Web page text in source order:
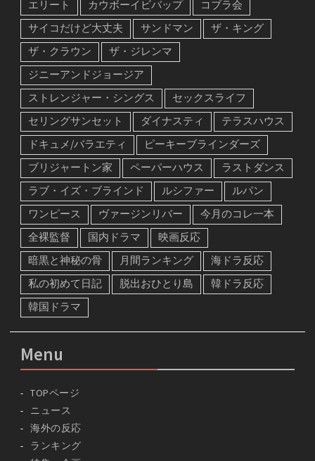
エリート
カウボーイビバップ
コブラ会
サイコだけど大丈夫
サンドマン
ザ・キング
ザ・クラウン
ザ・ジレンマ
ジニーアンドジョージア
ストレンジャー・シングス
セックスライフ
セリングサンセット
ダイナスティ
テラスハウス
ドキュメ/バラエティ
ピーキーブラインダーズ
ブリジャートン家
ペーパーハウス
ラストダンス
ラブ・イズ・ブラインド
ルシファー
ルパン
ワンピース
ヴァージンリバー
今月のコレ一本
全裸監督
国内ドラマ
映画反応
暗黒と神秘の骨
月間ランキング
海ドラ反応
私の初めて日記
脱出おひとり島
韓ドラ反応
韓国ドラマ
Menu
TOPページ
ニュース
海外の反応
ランキング